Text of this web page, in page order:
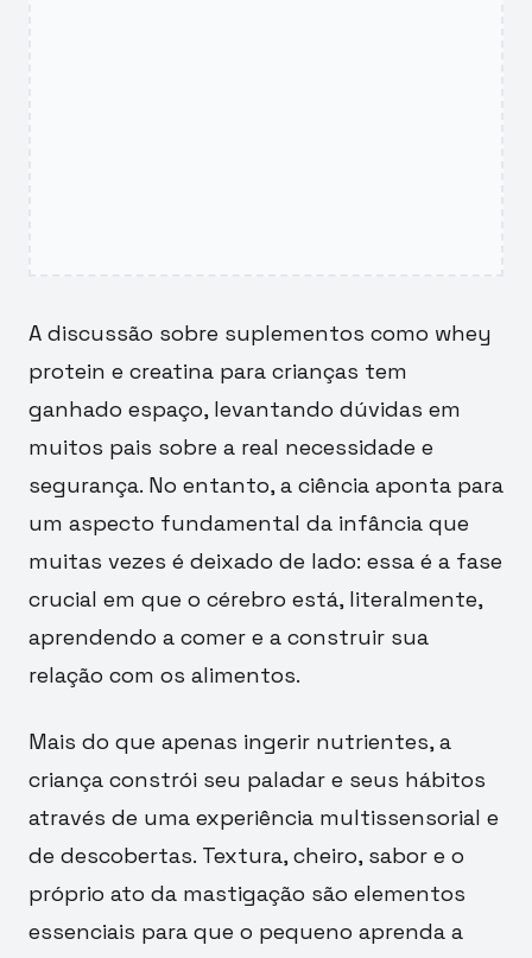
A discussão sobre suplementos como whey
protein e creatina para crianças tem
ganhado espaço, levantando dúvidas em
muitos pais sobre a real necessidade e
segurança. No entanto, a ciência aponta para
um aspecto fundamental da infância que
muitas vezes é deixado de lado: essa é a fase
crucial em que o cérebro está, literalmente,
aprendendo a comer e a construir sua
relação com os alimentos.
Mais do que apenas ingerir nutrientes, a
criança constrói seu paladar e seus hábitos
através de uma experiência multissensorial e
de descobertas. Textura, cheiro, sabor e o
próprio ato da mastigação são elementos
essenciais para que o pequeno aprenda a